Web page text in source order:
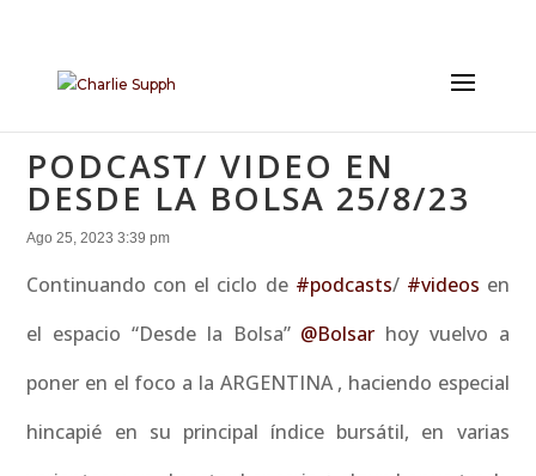
PODCAST/ VIDEO EN
DESDE LA BOLSA 25/8/23
Ago 25, 2023 3:39 pm
Continuando con el ciclo de #podcasts/ #videos en
el espacio “Desde la Bolsa” @Bolsar hoy vuelvo a
poner en el foco a la ARGENTINA , haciendo especial
hincapié en su principal índice bursátil, en varias